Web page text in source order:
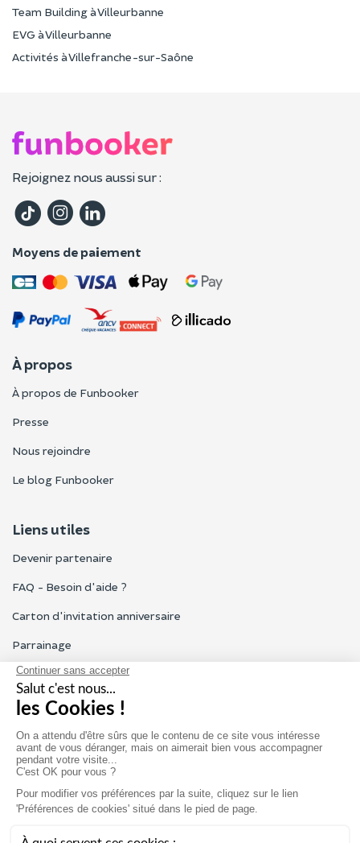
Team Building à Villeurbanne
EVG à Villeurbanne
Activités à Villefranche-sur-Saône
Rejoignez nous aussi sur :
Moyens de paiement
À propos
À propos de Funbooker
Presse
Nous rejoindre
Le blog Funbooker
Liens utiles
Devenir partenaire
FAQ - Besoin d'aide ?
Carton d'invitation anniversaire
Parrainage
Tous les avis Funbooker
Notre service client est ouvert du lundi au vendredi de 9h à 18h
Nous contacter